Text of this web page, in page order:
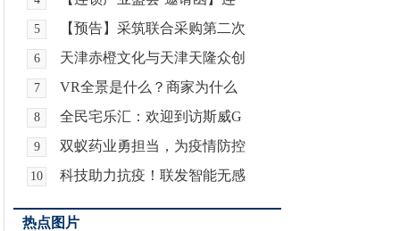
5 【预告】采筑联合采购第二次
6 天津赤橙文化与天津天隆众创
7 VR全景是什么？商家为什么
8 全民宅乐汇：欢迎到访斯威G
9 双蚁药业勇担当，为疫情防控
10 科技助力抗疫！联发智能无感
热点图片